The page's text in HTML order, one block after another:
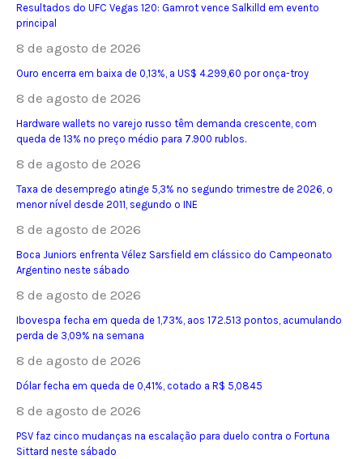
Resultados do UFC Vegas 120: Gamrot vence Salkilld em evento
principal
8 de agosto de 2026
Ouro encerra em baixa de 0,13%, a US$ 4.299,60 por onça-troy
8 de agosto de 2026
Hardware wallets no varejo russo têm demanda crescente, com
queda de 13% no preço médio para 7.900 rublos.
8 de agosto de 2026
Taxa de desemprego atinge 5,3% no segundo trimestre de 2026, o
menor nível desde 2011, segundo o INE
8 de agosto de 2026
Boca Juniors enfrenta Vélez Sarsfield em clássico do Campeonato
Argentino neste sábado
8 de agosto de 2026
Ibovespa fecha em queda de 1,73%, aos 172.513 pontos, acumulando
perda de 3,09% na semana
8 de agosto de 2026
Dólar fecha em queda de 0,41%, cotado a R$ 5,0845
8 de agosto de 2026
PSV faz cinco mudanças na escalação para duelo contra o Fortuna
Sittard neste sábado